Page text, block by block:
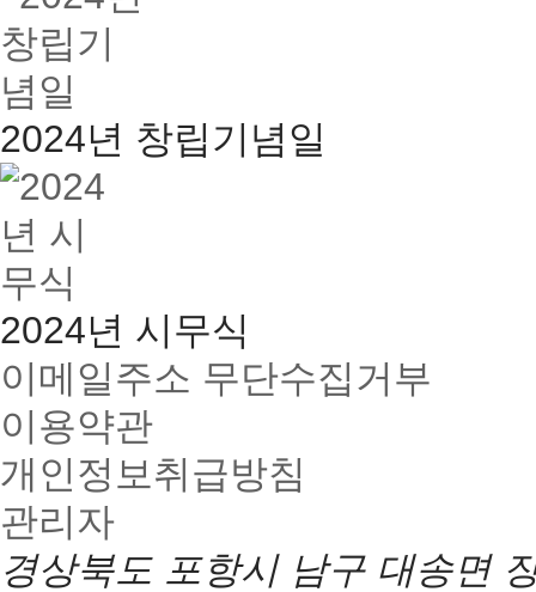
2024년 창립기념일
2024년 시무식
이메일주소 무단수집거부
이용약관
개인정보취급방침
관리자
경상북도 포항시 남구 대송면